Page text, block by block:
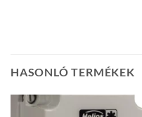
HASONLÓ TERMÉKEK